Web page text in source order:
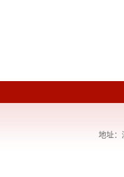
地址：